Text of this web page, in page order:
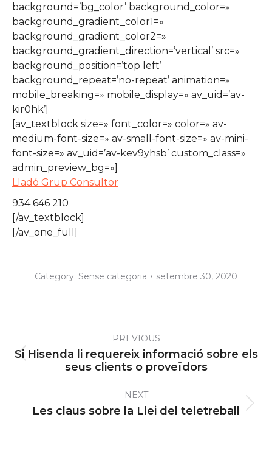
background=’bg_color’ background_color=»
background_gradient_color1=»
background_gradient_color2=»
background_gradient_direction=’vertical’ src=»
background_position=’top left’
background_repeat=’no-repeat’ animation=»
mobile_breaking=» mobile_display=» av_uid=’av-
kir0hk’]
[av_textblock size=» font_color=» color=» av-
medium-font-size=» av-small-font-size=» av-mini-
font-size=» av_uid=’av-kev9yhsb’ custom_class=»
admin_preview_bg=»]
Lladó Grup Consultor
934 646 210
[/av_textblock]
[/av_one_full]
Category: Sense categoria setembre 30, 2020
navigationPREVIOUS
Previous
post:
Si Hisenda li requereix informació sobre els
seus clients o proveïdors
NEXT
Next
Les claus sobre la Llei del teletreball